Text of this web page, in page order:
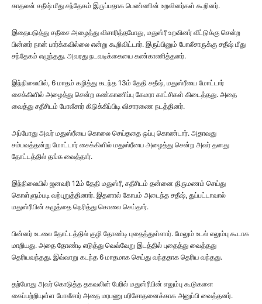
காதலன் சதீஷ் மீது சந்தேகம் இருப்பதாக பெண்ணின் உறவினர்கள் கூறினர்.
இதையடுத்து சதீசை அழைத்து விசாரித்தபோது, மதுஸ்ரீ உறவினர் வீட்டுக்கு சென்ற
பின்னர் நான் பார்க்கவில்லை என்று கூறிவிட்டார். இருப்பினும் போலீசாருக்கு சதீஷ் மீது
சந்தேகம் எழுந்தது. அவரது நடவடிக்கையை கண்காணித்தனர்.
இந்நிலையில், 6 மாதம் கழித்து கடந்த 13ம் தேதி சதீஷ், மதுஸ்ரீயை மோட்டார்
சைக்கிளில் அழைத்து சென்ற கண்காணிப்பு கேமரா காட்சிகள் கிடைத்தது. அதை
வைத்து சதீசிடம் போலீசார் கிடுக்கிப்பிடி விசாரணை நடத்தினர்.
அப்போது அவர் மதுஸ்ரீயை கொலை செய்ததை ஒப்பு கொண்டார். அதாவது
சம்பவத்தன்று மோட்டார் சைக்கிளில் மதுஸ்ரீயை அழைத்து சென்ற அவர் தனது
தோட்டத்தில் தங்க வைத்தார்.
இந்நிலையில் ஜனவரி 12ம் தேதி மதுஸ்ரீ, சதீசிடம் தன்னை திருமணம் செய்து
கொள்ளும்படி வற்புறுத்தினார். இதனால் கோபம் அடைந்த சதீஷ், துப்பட்டாவால்
மதுஸ்ரீயின் கழுத்தை நெரித்து கொலை செய்தார்.
பின்னர் உடலை தோட்டத்தில் குழி தோண்டி புதைத்துள்ளார். மேலும் உடல் எலும்பு கூடாக
மாறியது. அதை தோண்டி எடுத்து வெவ்வேறு இடத்தில் புதைத்து வைத்தது
தெரியவந்தது. இவ்வாறு கடந்த 6 மாதமாக செய்து வந்ததாக தெரிய வந்தது.
தற்போது அவர் கொடுத்த தகவலின் பேரில் மதுஸ்ரீயின் எலும்பு கூடுகளை
கைப்பற்றியுள்ள போலீசார் அதை மரபணு பரிசோதனைக்காக அனுப்பி வைத்தனர்.